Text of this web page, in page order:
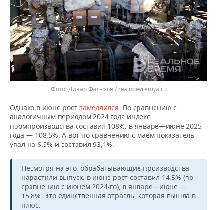
Динар Фатыхов / realnoevremya.ru
Однако в июне рост замедлился. По сравнению с
аналогичным периодом 2024 года индекс
промпроизводства составил 108%, в январе—июне 2025
года — 108,5%. А вот по сравнению с маем показатель
упал на 6,9% и составил 93,1%.
Несмотря на это, обрабатывающие производства
нарастили выпуск: в июне рост составил 14,5% (по
сравнению с июнем 2024-го), в январе—июне —
15,8%. Это единственная отрасль, которая вышла в
плюс.